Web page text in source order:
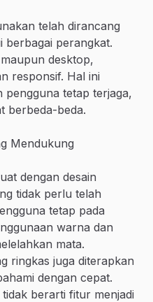
telah dirancang
berbagai perangkat.
desktop,
responsif. Hal ini
pengguna tetap terjaga,
berbeda-beda.
Mendukung
dengan desain
tidak perlu telah
tetap pada
warna dan
mata.
ringkas juga diterapkan
dengan cepat.
berarti fitur menjadi